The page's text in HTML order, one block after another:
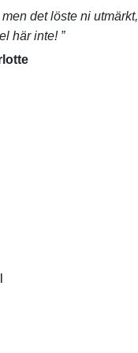
det löste ni utmärkt,
här inte!